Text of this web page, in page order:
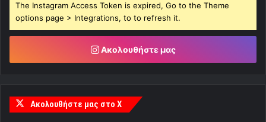
The Instagram Access Token is expired, Go to the Theme
options page > Integrations, to to refresh it.
Ακολουθήστε μας
Ακολουθήστε μας στο X